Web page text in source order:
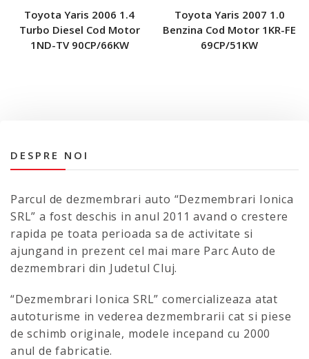
Toyota Yaris 2006 1.4
Turbo Diesel Cod Motor
1ND-TV 90CP/66KW
Toyota Yaris 2007 1.0
Benzina Cod Motor 1KR-FE
69CP/51KW
DESPRE NOI
Parcul de dezmembrari auto “Dezmembrari Ionica
SRL” a fost deschis in anul 2011 avand o crestere
rapida pe toata perioada sa de activitate si
ajungand in prezent cel mai mare Parc Auto de
dezmembrari din Judetul Cluj.
“Dezmembrari Ionica SRL” comercializeaza atat
autoturisme in vederea dezmembrarii cat si piese
de schimb originale, modele incepand cu 2000
anul de fabricatie.